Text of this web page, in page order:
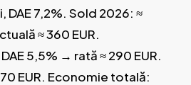
DAE 7,2%. Sold 2026: ≈
≈ 360 EUR.
5,5% → rată ≈ 290 EUR.
EUR. Economie totală: